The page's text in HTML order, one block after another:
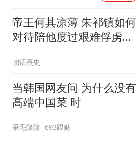
帝王何其凉薄 朱祁镇如何
对待陪他度过艰难俘虏生
朝话熹史
当韩国网友问 为什么没有
高端中国菜 时
呆毛隆隆 693跟贴